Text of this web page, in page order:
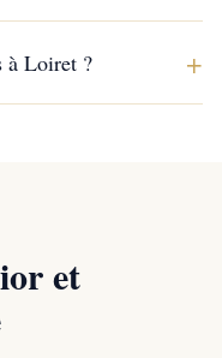
à Loiret ? +
et